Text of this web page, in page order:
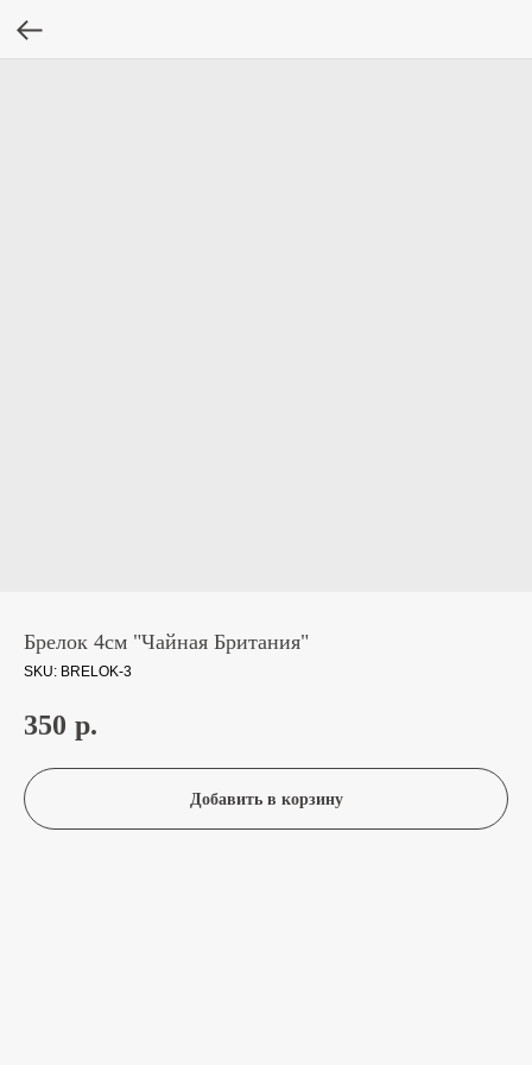
Брелок 4см "Чайная Британия"
SKU: BRELOK-3
350 р.
Добавить в корзину